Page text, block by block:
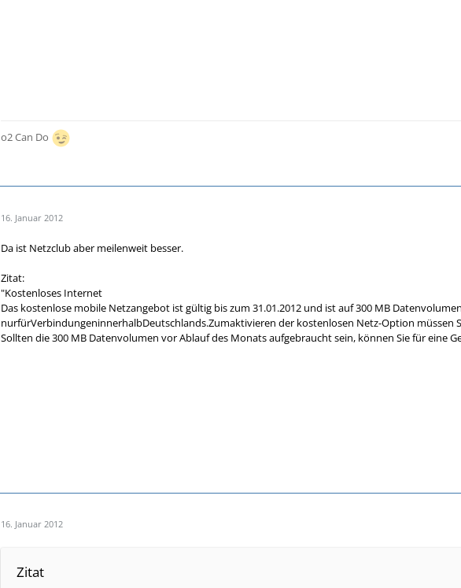
o2 Can Do
16. Januar 2012
Da ist Netzclub aber meilenweit besser.
Zitat:
"Kostenloses Internet
Das kostenlose mobile Netzangebot ist gültig bis zum 31.01.2012 und ist auf 300 MB
nurfürVerbindungeninnerhalbDeutschlands.Zumaktivieren der kostenlosen Netz-Option
Sollten die 300 MB Datenvolumen vor Ablauf des Monats aufgebraucht sein, können Sie für eine
16. Januar 2012
Zitat